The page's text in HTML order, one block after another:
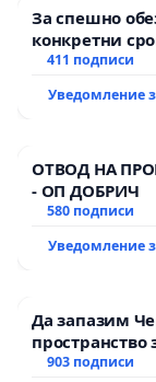
За спешно
конкретни
Мирово - к.к.
411 подписи
Уведомление
ОТВОД НА
- ОП ДОБРИЧ
580 подписи
Уведомление
Да запазим
903 подписи